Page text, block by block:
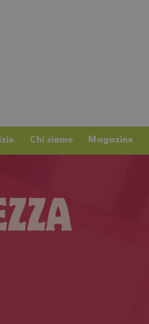
Chi siamo Magazine